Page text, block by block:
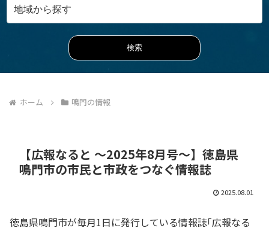
ホーム 鳴門の情報
【広報なると ～2025年8月号～】徳島県
鳴門市の市民と市政をつなぐ情報誌
2025.08.01
徳島県鳴門市が毎月1日に発行している情報誌｢広報なる